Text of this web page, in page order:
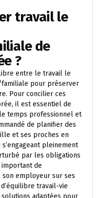
travail le
de
?
entre le travail le
pour préserver
Pour concilier ces
il est essentiel de
temps professionnel et
de planifier des
et ses proches en
pleinement
par les obligations
de
employeur sur ses
travail-vie
adaptées pour